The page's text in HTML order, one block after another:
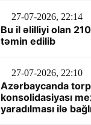
27-07-2026, 22:14
Bu il əlilliyi olan
təmin edilib
27-07-2026, 22:10
Azərbaycanda
konsolidasiyası
yaradılması ilə